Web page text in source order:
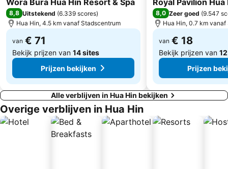
Wora Bura Hua Hin Resort & Spa
8,8 Uitstekend (6.339 scores)
Hua Hin, 4.5 km vanaf Stadscentrum
van € 71
Bekijk prijzen van 14 sites
Prijzen bekijken
Royal Pavilion Hua
8,0 Zeer goed (9.547
Hua Hin, 0.7 km
van € 18
Bekijk prijzen van
Prijzen
Alle verblijven in Hua Hin bekijken
Overige verblijven in Hua Hin